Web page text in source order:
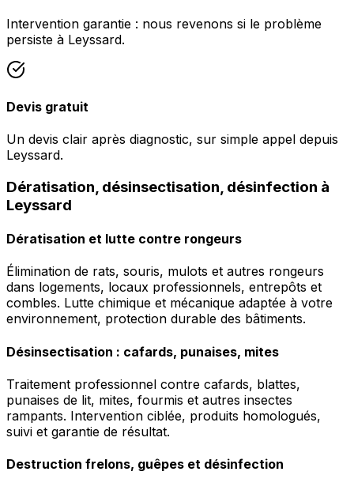
Intervention garantie : nous revenons si le problème
persiste à Leyssard.
Devis gratuit
Un devis clair après diagnostic, sur simple appel depuis
Leyssard.
Dératisation, désinsectisation, désinfection à
Leyssard
Dératisation et lutte contre rongeurs
Élimination de rats, souris, mulots et autres rongeurs
dans logements, locaux professionnels, entrepôts et
combles. Lutte chimique et mécanique adaptée à votre
environnement, protection durable des bâtiments.
Désinsectisation : cafards, punaises, mites
Traitement professionnel contre cafards, blattes,
punaises de lit, mites, fourmis et autres insectes
rampants. Intervention ciblée, produits homologués,
suivi et garantie de résultat.
Destruction frelons, guêpes et désinfection